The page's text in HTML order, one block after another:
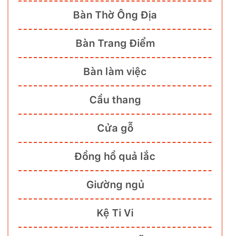
Bàn Thờ Ông Địa
Bàn Trang Điểm
Bàn làm việc
Cầu thang
Cửa gỗ
Đồng hồ quả lắc
Giường ngủ
Kệ Ti Vi